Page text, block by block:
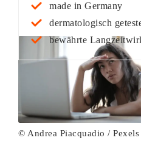
Kundenbe
wertung
made in Germany
dermatologisch
bewährte
© Andrea Piacquadio / Pexels